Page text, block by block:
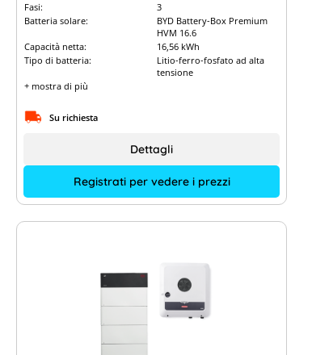
Fasi:
3
Batteria solare:
BYD Battery-Box Premium
HVM 16.6
Capacità netta:
16,56 kWh
Tipo di batteria:
Litio-ferro-fosfato ad alta
tensione
+ mostra di più
Su richiesta
Registrati per vedere i prezzi
Dettagli